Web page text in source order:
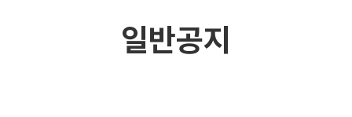
일반공지